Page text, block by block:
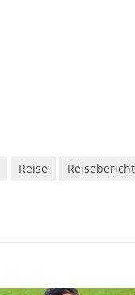
Reise
Reisebericht